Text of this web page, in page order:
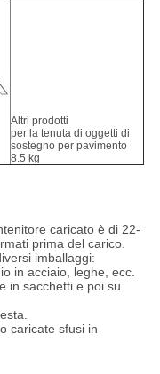
Altri prodotti
per la tenuta di oggetti di
sostegno per pavimento
8.5 kg
caricato è di 22-
prima del carico.
imballaggi:
in acciaio, leghe, ecc.
in sacchetti e poi su
caricate sfusi in